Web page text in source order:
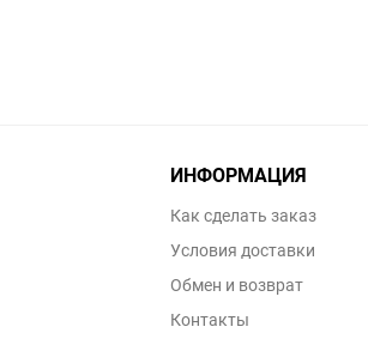
ИНФОРМАЦИЯ
Как сделать заказ
Условия доставки
Обмен и возврат
Контакты